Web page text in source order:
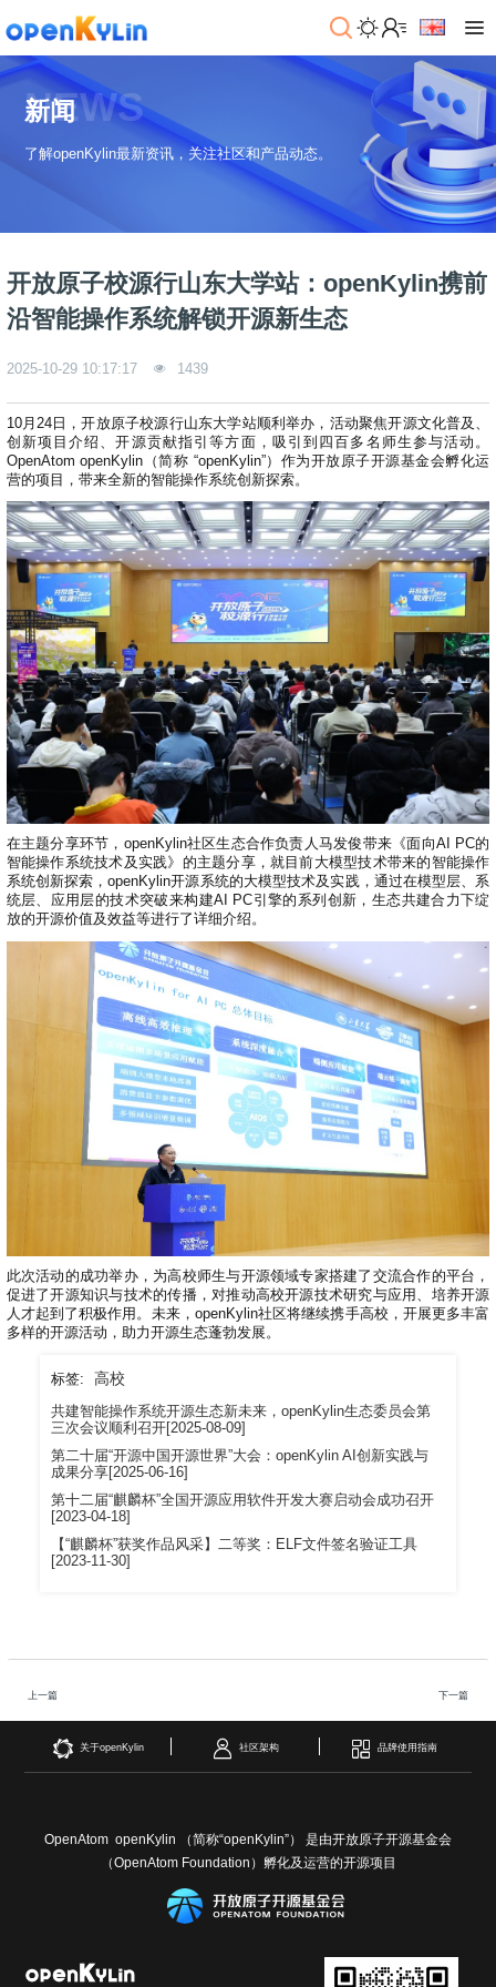
>
下
载
系
p
e
n
y
i
n
2
.
0
S
P
2
（
x
8
6
）
o
p
e
n
i
n
3
.
版
本
>
发
行
版
兼
衍
生
发
行
版
技
术
衍
生
发
行
版
>
像
资
源
镜
像
站
应
用
镜
像
下
载
社
于
社
区
区
绍
社
区
构
数
字
看
板
社
区
集
排
名
行
为
守
则
指
社
交
流
社
区
论
坛
邮
件
列
表
社
区
交
流
>
社
区
组
织
S
I
G
中
心
社
区
会
校
专
区
>
贡
献
成
长
C
L
署
社
区
实
习
态
>
社
资
新
闻
动
态
社
区
月
刊
活
动
日
历
>
社
区
活
动
会
员
沙
龙
高
校
沙
龙
开
赛
/
活
动
>
品
牌
赛
事
研
究
生
大
麒
麟
杯
大
赛
文
大
d
o
t
X
p
n
K
y
l
i
n
>
行
业
大
开
发
者
大
会
往
回
>
学
学
习
资
源
在
线
课
程
文
档
中
心
>
人
才
认
证
社
区
人
才
认
证
开
发
>
开
发
规
范
开
发
/
打
包
规
范
>
开
发
平
台
软
件
译
平
台
发
行
构
>
代
源
代
码
托
管
平
三
洞
公
告
与
反
>
支
持
>
术
支
持
兼
容
适
配
见
问
题
>
协
议
与
软
件
上
架
协
议
协
律
声
明
NEWS
新闻
了解openKylin最新资讯，关注社区和产品动态。
开放原子校源行山东大学站：openKylin携前
沿智能操作系统解锁开源新生态
2025-10-29 10:17:17 1439
10月24日，开放原子校源行山东大学站顺利举办，活动聚焦开源文化普及、
创新项目介绍、开源贡献指引等方面，吸引到四百多名师生参与活动。
OpenAtom openKylin（简称 “openKylin”）作为开放原子开源基金会孵化运
营的项目，带来全新的智能操作系统创新探索。
在主题分享环节，openKylin社区生态合作负责人马发俊带来《面向AI PC的
智能操作系统技术及实践》的主题分享，就目前大模型技术带来的智能操作
系统创新探索，openKylin开源系统的大模型技术及实践，通过在模型层、系
统层、应用层的技术突破来构建AI PC引擎的系列创新，生态共建合力下绽
放的开源价值及效益等进行了详细介绍。
此次活动的成功举办，为高校师生与开源领域专家搭建了交流合作的平台，
促进了开源知识与技术的传播，对推动高校开源技术研究与应用、培养开源
人才起到了积极作用。未来，openKylin社区将继续携手高校，开展更多丰富
多样的开源活动，助力开源生态蓬勃发展。
标签: 高校
共建智能操作系统开源生态新未来，openKylin生态委员会第
三次会议顺利召开[2025-08-09]
第二十届“开源中国开源世界”大会：openKylin AI创新实践与
成果分享[2025-06-16]
第十二届“麒麟杯”全国开源应用软件开发大赛启动会成功召开
[2023-04-18]
【“麒麟杯”获奖作品风采】二等奖：ELF文件签名验证工具
[2023-11-30]
上一篇 下一篇
关于openKylin 社区架构 品牌使用指南
OpenAtom openKylin （简称“openKylin”） 是由开放原子开源基金会
（OpenAtom Foundation）孵化及运营的开源项目